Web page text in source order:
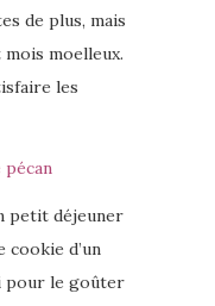
de plus, mais
moelleux.
les
petit déjeuner
cookie d’un
pour le goûter